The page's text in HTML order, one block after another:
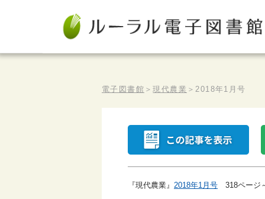
電子図書館 ＞現代農業 ＞2018年1月号
『現代農業』 2018年1月号 318ページ